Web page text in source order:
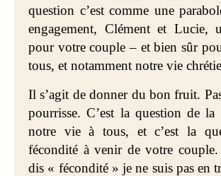
question c’est comme une
engagement, Clément et Lucie,
pour votre couple – et bien sûr
tous, et notamment notre vie
Il s’agit de donner du bon fruit.
pourrisse. C’est la question de la
notre vie à tous, et c’est la
fécondité à venir de votre
dis « fécondité » je ne suis pas en